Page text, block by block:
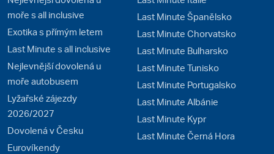
moře s all inclusive
Exotika s přímým letem
Last Minute s all inclusive
Nejlevnější dovolená u
moře autobusem
Lyžařské zájezdy
2026/2027
Dovolená v Česku
Eurovíkendy
Last Minute Španělsko
Last Minute Chorvatsko
Last Minute Bulharsko
Last Minute Tunisko
Last Minute Portugalsko
Last Minute Albánie
Last Minute Kypr
Last Minute Černá Hora